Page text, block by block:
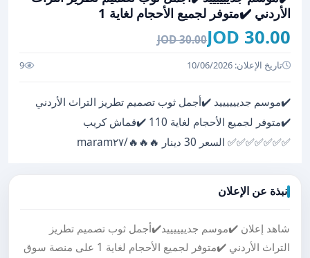
الأردني ✔️متوفر لجميع الأحجام لغاية 1
30.00 JOD
30.00 JOD
تاريخ الإعلان: 10/06/2026 9
✔️موسم جدييييييد ✔️أجمل ثوب تصميم تطريز التراث الأردني
✔️متوفر لجميع الأحجام لغاية 110 ✔️قماش كريب
✅✅✅✅✅✅✅ السعر 30 دينار 🔥🔥🔥/maram٢٧
نبذة عن الإعلان
شاهد إعلان ✔️موسم جدييييييد✔️أجمل ثوب تصميم تطريز
التراث الأردني ✔️متوفر لجميع الأحجام لغاية 1 على منصة سوق